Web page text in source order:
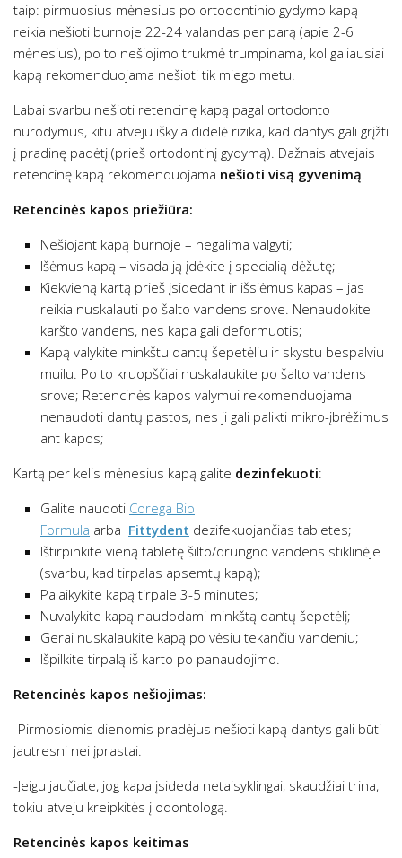
taip: pirmuosius mėnesius po ortodontinio gydymo kapą
reikia nešioti burnoje 22-24 valandas per parą (apie 2-6
mėnesius), po to nešiojimo trukmė trumpinama, kol galiausiai
kapą rekomenduojama nešioti tik miego metu.
Labai svarbu nešioti retencinę kapą pagal ortodonto
nurodymus, kitu atveju iškyla didelė rizika, kad dantys gali grįžti
į pradinę padėtį (prieš ortodontinį gydymą). Dažnais atvejais
retencinę kapą rekomenduojama nešioti visą gyvenimą.
Retencinės kapos priežiūra:
Nešiojant kapą burnoje – negalima valgyti;
Išėmus kapą – visada ją įdėkite į specialią dėžutę;
Kiekvieną kartą prieš įsidedant ir išsiėmus kapas – jas
reikia nuskalauti po šalto vandens srove. Nenaudokite
karšto vandens, nes kapa gali deformuotis;
Kapą valykite minkštu dantų šepetėliu ir skystu bespalviu
muilu. Po to kruopščiai nuskalaukite po šalto vandens
srove; Retencinės kapos valymui rekomenduojama
nenaudoti dantų pastos, nes ji gali palikti mikro-įbrėžimus
ant kapos;
Kartą per kelis mėnesius kapą galite dezinfekuoti:
Galite naudoti Corega Bio
Formula arba Fittydent dezifekuojančias tabletes;
Ištirpinkite vieną tabletę šilto/drungno vandens stiklinėje
(svarbu, kad tirpalas apsemtų kapą);
Palaikykite kapą tirpale 3-5 minutes;
Nuvalykite kapą naudodami minkštą dantų šepetėlį;
Gerai nuskalaukite kapą po vėsiu tekančiu vandeniu;
Išpilkite tirpalą iš karto po panaudojimo.
Retencinės kapos nešiojimas:
-Pirmosiomis dienomis pradėjus nešioti kapą dantys gali būti
jautresni nei įprastai.
-Jeigu jaučiate, jog kapa įsideda netaisyklingai, skaudžiai trina,
tokiu atveju kreipkitės į odontologą.
Retencinės kapos keitimas